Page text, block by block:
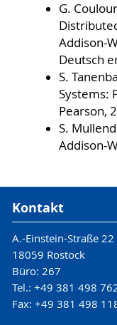
G.
Addison-
Deutsch
S.
Systems:
Pearson,
S.
Addison-
Kontakt
A.-Einstein-Straße 22
18059 Rostock
Büro: 267
Tel.: +49 381 498
Fax: +49 381 498